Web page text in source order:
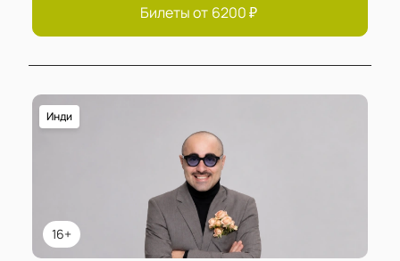
Билеты от 6200₽
16+
Инди